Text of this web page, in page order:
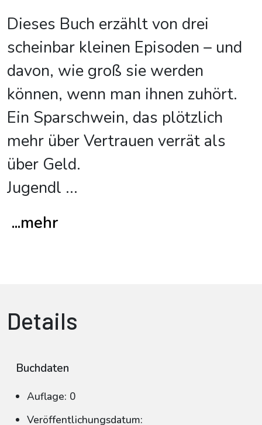
Dieses Buch erzählt von drei
scheinbar kleinen Episoden – und
davon, wie groß sie werden
können, wenn man ihnen zuhört.
Ein Sparschwein, das plötzlich
mehr über Vertrauen verrät als
über Geld.
Jugendl ...
...mehr
Details
Buchdaten
Auflage: 0
Veröffentlichungsdatum: